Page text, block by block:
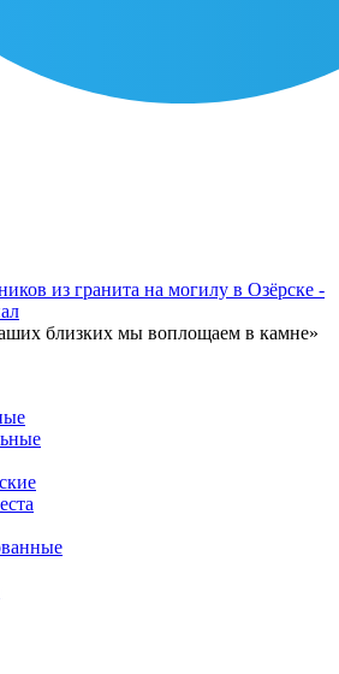
близких мы воплощаем в камне»